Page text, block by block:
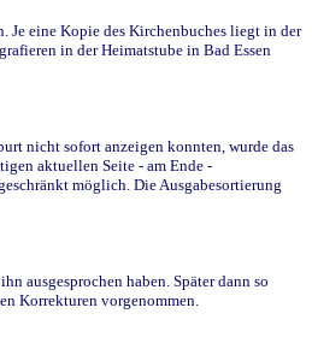
eine Kopie des Kirchenbuches liegt in der
in der Heimatstube in Bad Essen
nicht sofort anzeigen konnten, wurde das
aktuellen Seite - am Ende -
möglich. Die Ausgabesortierung
ausgesprochen haben. Später dann so
Korrekturen vorgenommen.